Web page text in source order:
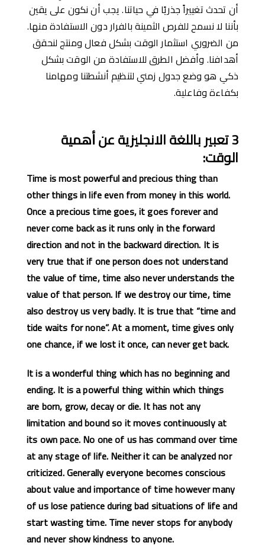
أن تحدث تغييراً جذريًا في حياتنا. يجب أن نكون على يقين
بأننا لا نسمح للفرص الثمينة بالفرار دون الاستفادة منها.
من الضروري استثمار الوقت بشكل فعال ومنتج لنحقق
أهدافنا. وأفضل الطرق للاستفادة من الوقت بشكل
ذكي هو وضع جدول زمني لتنظيم أنشطتنا ومهامنا
بكفاءة وفاعلية.
3تعبير باللغة الانجليزيةعنﺃهمية
الوقت:
Time is most powerful and precious thing than
other things in life even from money in this world.
Once a precious time goes, it goes forever and
never come back as it runs only in the forward
direction and not in the backward direction. It is
very true that if one person does not understand
the value of time, time also never understands the
value of that person. If we destroy our time, time
also destroy us very badly. It is true that “time and
tide waits for none”. At a moment, time gives only
one chance, if we lost it once, can never get back.
It is a wonderful thing which has no beginning and
ending. It is a powerful thing within which things
are born, grow, decay or die. It has not any
limitation and bound so it moves continuously at
its own pace. No one of us has command over time
at any stage of life. Neither it can be analyzed nor
criticized. Generally everyone becomes conscious
about value and importance of time however many
of us lose patience during bad situations of life and
start wasting time. Time never stops for anybody
and never show kindness to anyone.